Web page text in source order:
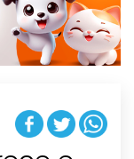
t
i
o
n